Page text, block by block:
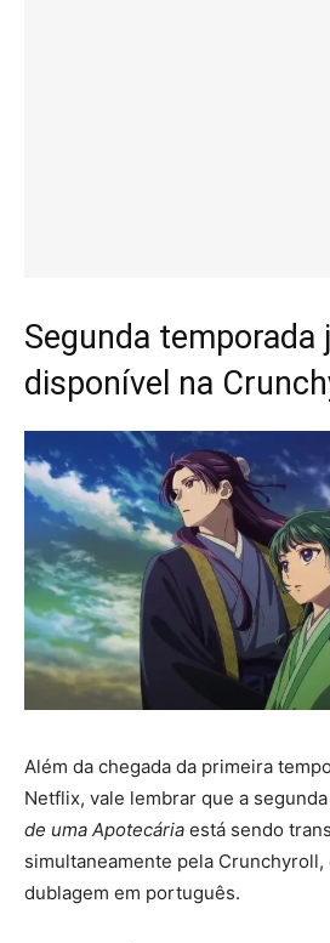
Segunda temporada
disponível na
Além da chegada da primeira
Netflix, vale lembrar que a
de uma Apotecária está sendo
simultaneamente pela Crunchyroll,
dublagem em português.